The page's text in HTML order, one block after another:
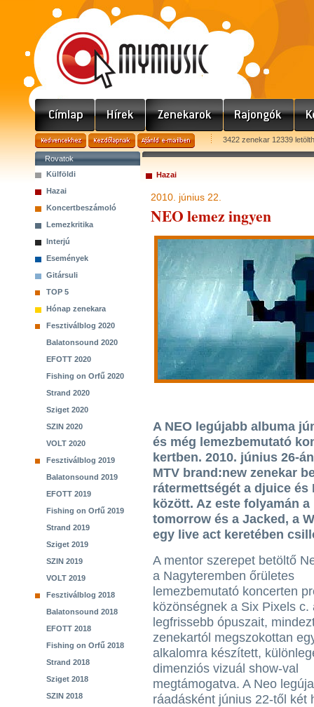
3422 zenekar 12339
Rovatok
Külföldi
Hazai
Koncertbeszámoló
Lemezkritika
Interjú
Események
Gitársuli
TOP 5
Hónap zenekara
Fesztiválblog 2020
Balatonsound 2020
EFOTT 2020
Fishing on Orfű 2020
Strand 2020
Sziget 2020
SZIN 2020
VOLT 2020
Fesztiválblog 2019
Balatonsound 2019
EFOTT 2019
Fishing on Orfű 2019
Strand 2019
Sziget 2019
SZIN 2019
VOLT 2019
Fesztiválblog 2018
Balatonsound 2018
EFOTT 2018
Fishing on Orfű 2018
Strand 2018
Sziget 2018
SZIN 2018
Hazai
2010. június 22.
NEO lemez ingyen
A NEO legújabb albuma
és még lemezbemutató
kertben. 2010. június 26-
MTV brand:new zenekar
rátermettségét a djuice
között. Az este folyamán
tomorrow és a Jacked, a
egy live act keretében
A mentor szerepet betöltő
a Nagyteremben őrületes
lemezbemutató koncerten
közönségnek a Six Pixels c.
legfrissebb ópuszait,
zenekartól megszokottan
alkalomra készített,
dimenziós vizuál show-val
megtámogatva. A Neo
ráadásként június 22-től két